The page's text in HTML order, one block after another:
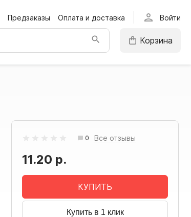
Предзаказы Оплата и доставка person Войти
Корзина
0 Все отзывы
11.20 р.
КУПИТЬ
Купить в 1 клик